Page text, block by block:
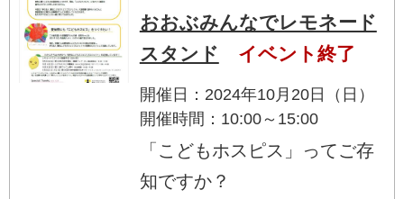
おおぶみんなでレモネード
スタンド
イベント終了
開催日：2024年10月20日（日）
開催時間：10:00～15:00
「こどもホスピス」ってご存
知ですか？